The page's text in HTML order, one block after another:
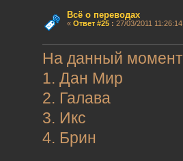
Всё о переводах
« Ответ #25: 27/03/2011
На данный момент
1. Дан Мир
2. Галава
3. Икс
4. Брин